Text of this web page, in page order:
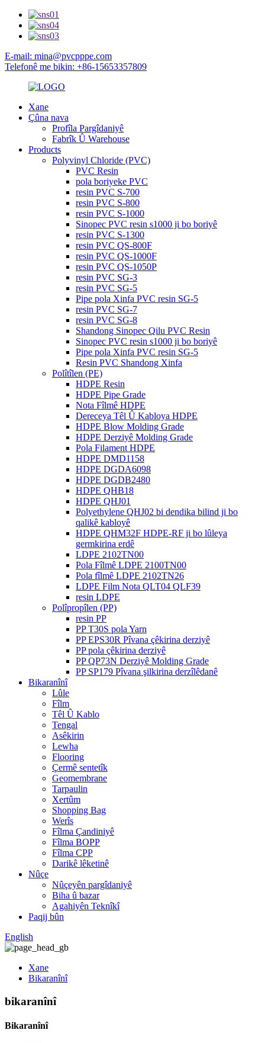
E-mail: mina@pvcpppe.com
Telefonê me bikin: +86-15653357809
Xane
Çûna nava
Profîla Pargîdaniyê
Fabrîk Û Warehouse
Products
Polyvinyl Chloride (PVC)
PVC Resin
pola boriyeke PVC
resin PVC S-700
resin PVC S-800
resin PVC S-1000
Sinopec PVC resin s1000 ji bo boriyê
resin PVC S-1300
resin PVC QS-800F
resin PVC QS-1000F
resin PVC QS-1050P
resin PVC SG-3
resin PVC SG-5
Pipe pola Xinfa PVC resin SG-5
resin PVC SG-7
resin PVC SG-8
Shandong Sinopec Qilu PVC Resin
Sinopec PVC resin s1000 ji bo boriyê
Pipe pola Xinfa PVC resin SG-5
Resin PVC Shandong Xinfa
Polîtîlen (PE)
HDPE Resin
HDPE Pipe Grade
Nota Fîlmê HDPE
Dereceya Têl Û Kabloya HDPE
HDPE Blow Molding Grade
HDPE Derziyê Molding Grade
Pola Filament HDPE
HDPE DMD1158
HDPE DGDA6098
HDPE DGDB2480
HDPE QHB18
HDPE QHJ01
Polyethylene QHJ02 bi dendika bilind ji bo
qalikê kabloyê
HDPE QHM32F HDPE-RF ji bo lûleya
germkirina erdê
LDPE 2102TN00
Pola Fîlmê LDPE 2100TN00
Pola fîlmê LDPE 2102TN26
LDPE Film Nota QLT04 QLF39
resin LDPE
Polîpropîlen (PP)
resin PP
PP T30S pola Yarn
PP EPS30R Pîvana çêkirina derziyê
PP pola çêkirina derziyê
PP QP73N Derziyê Molding Grade
PP SP179 Pîvana şilkirina derzîlêdanê
Bikaranînî
Lûle
Fîlm
Têl Û Kablo
Tengal
Asêkirin
Lewha
Flooring
Çermê sentetîk
Geomembrane
Tarpaulin
Xertûm
Shopping Bag
Werîs
Fîlma Çandiniyê
Fîlma BOPP
Fîlma CPP
Darikê lêketinê
Nûçe
Nûçeyên pargîdaniyê
Biha û bazar
Agahiyên Teknîkî
Paqij bûn
English
Xane
Bikaranînî
bikaranînî
Bikaranînî